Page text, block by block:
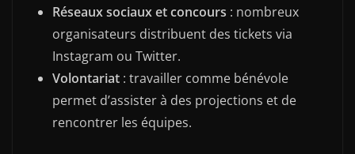
Réseaux sociaux et concours : nombreux
organisateurs distribuent des tickets via
Instagram ou Twitter.
Volontariat : travailler comme bénévole
permet d’assister à des projections et de
rencontrer les équipes.